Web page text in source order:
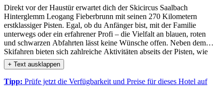
Direkt vor der Haustür erwartet dich der Skicircus Saalbach
Hinterglemm Leogang Fieberbrunn mit seinen 270 Kilometern
erstklassiger Pisten. Egal, ob du Anfänger bist, mit der Familie
unterwegs oder ein erfahrener Profi – die Vielfalt an blauen, roten
und schwarzen Abfahrten lässt keine Wünsche offen. Neben dem
Skifahren bieten sich zahlreiche Aktivitäten abseits der Pisten, wie
Winterwanderungen, Pferdeschlittenfahrten oder
Tandemparagleiten, die deinen Winterurlaub unvergesslich machen.
+ Text ausklappen
Tipp: Prüfe jetzt die Verfügbarkeit und Preise für dieses Hotel auf